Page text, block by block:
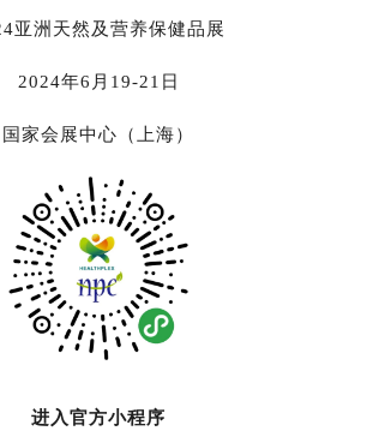
亚洲天然及营养保健品展
2024年6月19-21日
国家会展中心（上海）
进入官方小程序